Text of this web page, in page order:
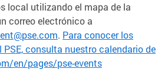
local utilizando el mapa de la
correo electrónico a
. Para conocer los
PSE, consulta nuestro calendario de
en/pages/pse-events